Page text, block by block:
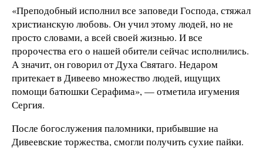
«Преподобный исполнил все заповеди Господа, стяжал
христианскую любовь. Он учил этому людей, но не
просто словами, а всей своей жизнью. И все
пророчества его о нашей обители сейчас исполнились.
А значит, он говорил от Духа Святаго. Недаром
притекает в Дивеево множество людей, ищущих
помощи батюшки Серафима», — отметила игумения
Сергия.
После богослужения паломники, прибывшие на
Дивеевские торжества, смогли получить сухие пайки.